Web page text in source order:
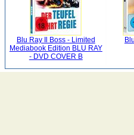
Blu Ray Il Boss - Limited
Mediabook Edition BLU RAY
- DVD COVER B